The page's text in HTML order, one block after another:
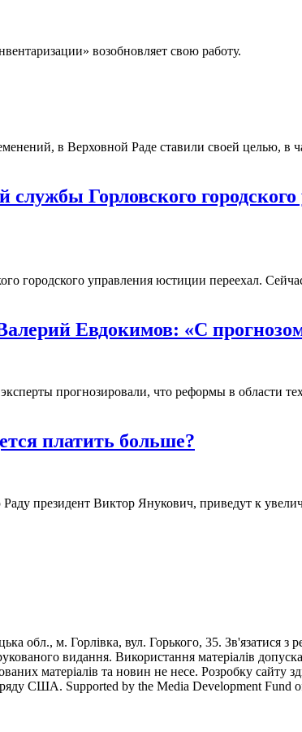
возобновляет свою работу.
в Верховной Раде ставили своей целью, в
Горловского
городского управления юстиции переехал.
Евдокимов: «С
прогнозировали, что реформы в области
платить больше?
президент Виктор Янукович, приведут к
обл., м. Горлівка, вул. Горького, 35. Зв'язатися з
видання. Використання матеріалів
матеріалів та новин не несе. Розробку
США. Supported by the Media Development